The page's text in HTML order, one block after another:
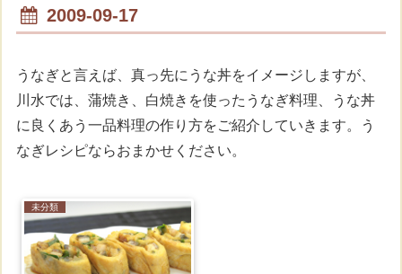
2009-09-17
うなぎと言えば、真っ先にうな丼をイメージしますが、
川水では、蒲焼き、白焼きを使ったうなぎ料理、うな丼
に良くあう一品料理の作り方をご紹介していきます。う
なぎレシピならおまかせください。
未分類